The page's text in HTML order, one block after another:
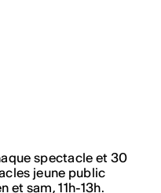
spectacle et 30
jeune public
et sam, 11h-13h.